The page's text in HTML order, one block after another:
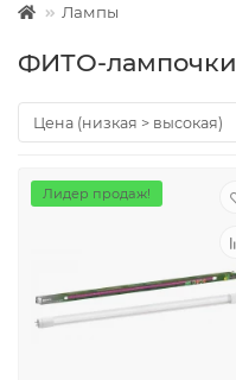
Лампы
ФИТО-лампочки
Лидер продаж!